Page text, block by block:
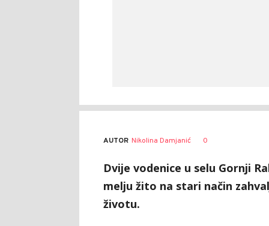
AUTOR Nikolina Damjanić 0
Dvije vodenice u selu Gornji
melju žito na stari način
životu.